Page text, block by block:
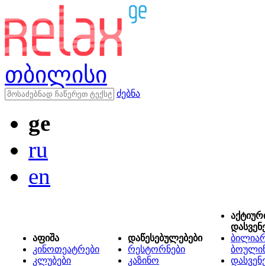
თბილისი
ძებნა
ge
ru
en
აფიშა
კინოთეატრები
კლუბები
დაწესებულებები
რესტორნები
კაზინო